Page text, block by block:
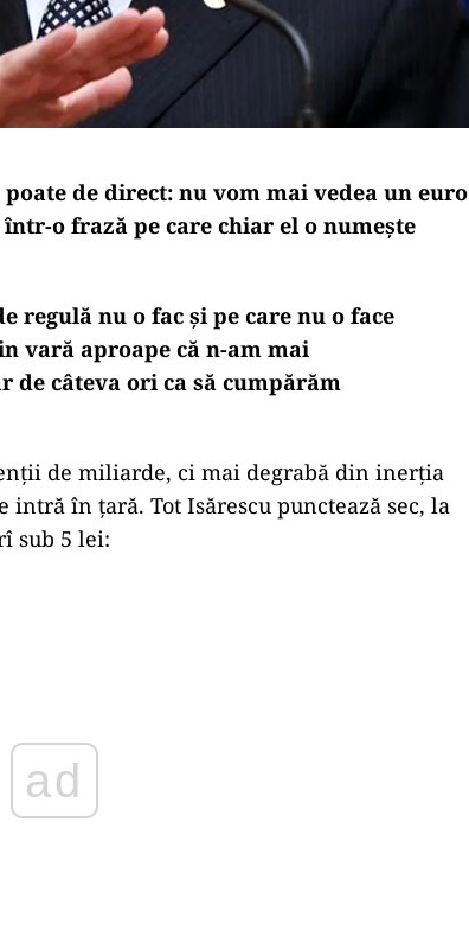
poate de direct: nu vom mai vedea un euro
o frază pe care chiar el o numește
regulă nu o fac și pe care nu o face
vară aproape că n-am mai
câteva ori ca să cumpărăm
de miliarde, ci mai degrabă din inerția
în țară. Tot Isărescu punctează sec, la
sub 5 lei: